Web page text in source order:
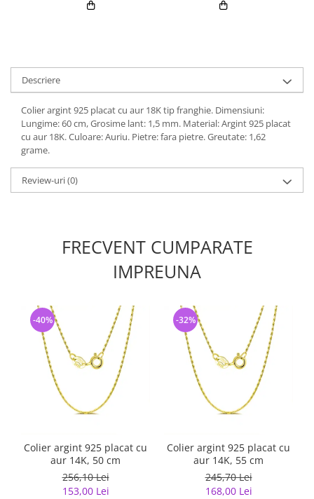
Descriere
Colier argint 925 placat cu aur 18K tip franghie. Dimensiuni:
Lungime: 60 cm, Grosime lant: 1,5 mm. Material: Argint 925 placat
cu aur 18K. Culoare: Auriu. Pietre: fara pietre. Greutate: 1,62
grame.
Review-uri(0)
FRECVENT CUMPARATE
IMPREUNA
Colier argint 925 placat cu
aur 14K, 50 cm
256,10 Lei
153,00 Lei
-40%
Colier argint 925 placat cu
aur 14K, 55 cm
245,70 Lei
168,00 Lei
-32%